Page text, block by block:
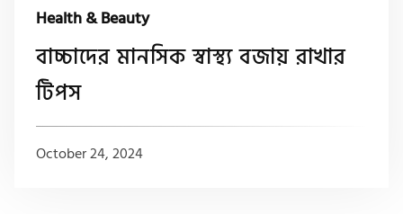
Health & Beauty
বাচ্চাদের মানসিক স্বাস্থ্য বজায় রাখার
টিপস
October 24, 2024